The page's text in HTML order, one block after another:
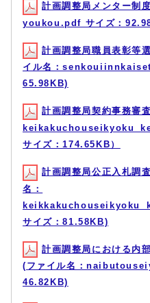
計画調整局メンター制
youkou.pdf サイズ：
計画調整局職員表彰等
イル名：
65.98KB)
計画調整局契約事務審
サイズ：174.65KB）
計画調整局公正入札調
名：
サイズ：81.58KB)
計画調整局における内
(ファイル名：
46.82KB)